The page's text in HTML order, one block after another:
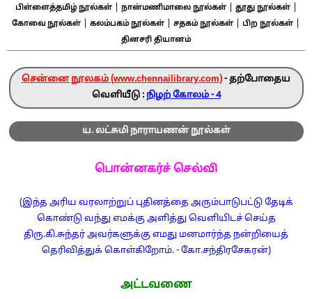
பிள்ளைத்தமிழ் நூல்கள்| நான்மணிமாலை நூல்கள்| தூது நூல்கள்|
கோவை நூல்கள் கலம்பகம் நூல்கள் சதகம் நூல்கள் பிற நூல்கள்
தினசரி தியானம்
சென்னை நூலகம் (www.chennailibrary.com)- தற்போதைய
வெளியீடு : நிழற் கோலம் - 4
ய. லட்சுமி நாராயணன் நூல்கள்
பொன்னகர்ச் செல்வி
(இந்த அரிய வரலாற்றுப் புதினத்தை அரும்பாடுபட்டு தேடிக்
கொண்டு வந்து எமக்கு அளித்து வெளியிடச் செய்த
திரு.கி.சுந்தர் அவர்களுக்கு எமது மனமார்ந்த நன்றியைத்
தெரிவித்துக் கொள்கிறோம். - கோ.சந்திரசேகரன்)
அட்டவணை